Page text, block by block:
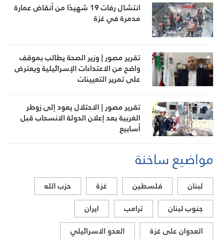
انتشال رفات 19 شهيدًا من أنقاض عمارة
مدمرة في غزة
تقرير مصور | وزير الصحة يطالب بموقف
واضح من الاعتداءات الإسرائيلية ويعترض
على تمرير التعيينات
تقرير مصور | الاحتلال يعود إلى زوطر
الغربية بعد إعلان الدولة الانسحاب قبل
أسابيع
مواضيع ساخنة
لبنان فلسطين غزة
حزب الله
جنوب لبنان
ترامب
ايران
العدوان على غزة
العدو الاسرائيلي